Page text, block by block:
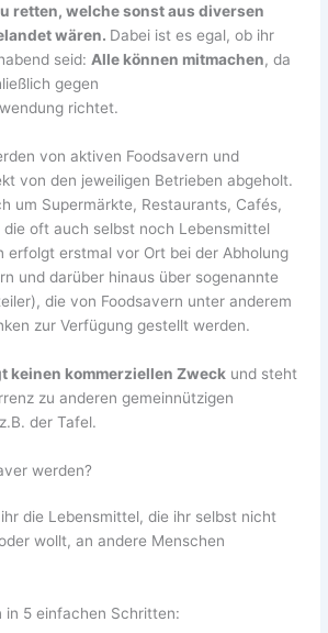
retten, welche sonst aus diversen
wären. Dabei ist es egal, ob ihr
seid: Alle können mitmachen, da
gegen
richtet.
von aktiven Foodsavern und
von den jeweiligen Betrieben abgeholt.
um Supermärkte, Restaurants, Cafés,
oft auch selbst noch Lebensmittel
erfolgt erstmal vor Ort bei der Abholung
und darüber hinaus über sogenannte
die von Foodsavern unter anderem
zur Verfügung gestellt werden.
keinen kommerziellen Zweck und steht
zu anderen gemeinnützigen
der Tafel.
werden?
die Lebensmittel, die ihr selbst nicht
wollt, an andere Menschen
in 5 einfachen Schritten: